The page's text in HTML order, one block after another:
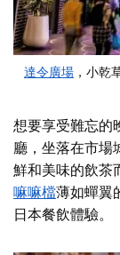
達令廣場 ，小乾
想要享受難忘的
廳，坐落在市場
鮮和美味的飲茶
嘛嘛檔薄如蟬翼
日本餐飲體驗。